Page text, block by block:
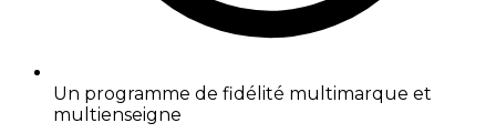
Un programme de fidélité multimarque et
multienseigne